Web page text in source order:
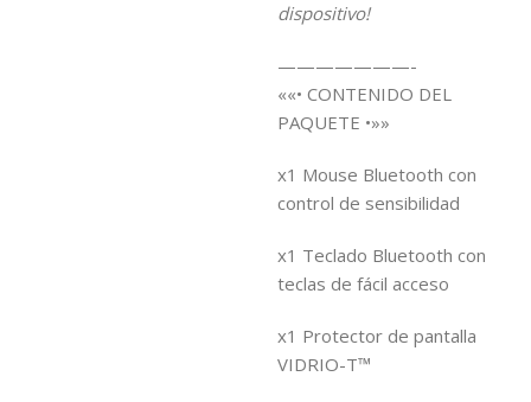
dispositivo!
———————-
««• CONTENIDO DEL
PAQUETE •»»
x1 Mouse Bluetooth con
control de sensibilidad
x1 Teclado Bluetooth con
teclas de fácil acceso
x1 Protector de pantalla
VIDRIO-T™